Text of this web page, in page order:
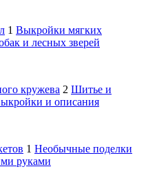
1 Выкройки мягких
и лесных зверей
кружева 2 Шитье и
и описания
1 Необычные поделки
руками